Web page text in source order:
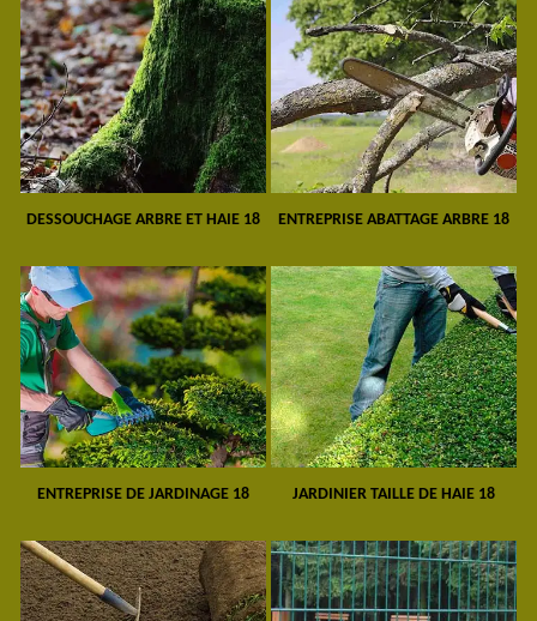
DESSOUCHAGE ARBRE ET HAIE 18 ENTREPRISE ABATTAGE ARBRE 18
ENTREPRISE DE JARDINAGE 18 JARDINIER TAILLE DE HAIE 18